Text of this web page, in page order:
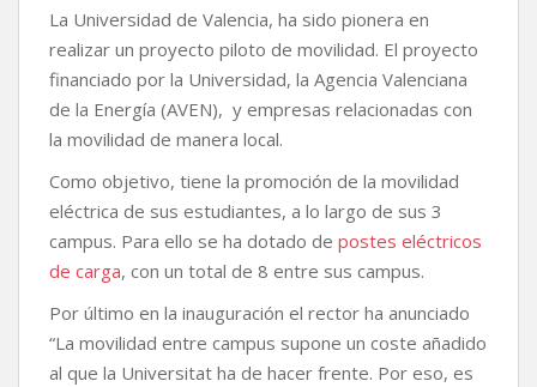
c
e
b
o
o
k
i
t
t
e
r
a
t
s
A
p
p
p
y
L
i
n
k
m
p
a
r
t
i
La Universidad de Valencia, ha sido pionera en
realizar un proyecto piloto de movilidad. El proyecto
financiado por la Universidad, la Agencia Valenciana
de la Energía (AVEN), y empresas relacionadas con
la movilidad de manera local.
Como objetivo, tiene la promoción de la movilidad
eléctrica de sus estudiantes, a lo largo de sus 3
campus. Para ello se ha dotado de postes eléctricos
de carga, con un total de 8 entre sus campus.
Por último en la inauguración el rector ha anunciado
“La movilidad entre campus supone un coste añadido
al que la Universitat ha de hacer frente. Por eso, es